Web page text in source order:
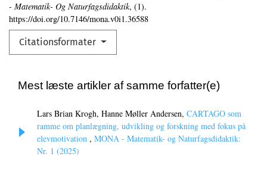
- Matematik- Og Naturfagsdidaktik, (1).
https://doi.org/10.7146/mona.v0i1.36588
Citationsformater
Mest læste artikler af samme forfatter(e)
Lars Brian Krogh, Hanne Møller Andersen, CARTAGO som
ramme om planlægning, udvikling og forskning med fokus på
elevmotivation , MONA - Matematik- og Naturfagsdidaktik:
Nr. 1 (2025)